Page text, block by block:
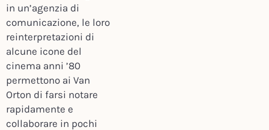
in un’agenzia di
comunicazione, le loro
reinterpretazioni di
alcune icone del
cinema anni ’80
permettono ai Van
Orton di farsi notare
rapidamente e
collaborare in pochi